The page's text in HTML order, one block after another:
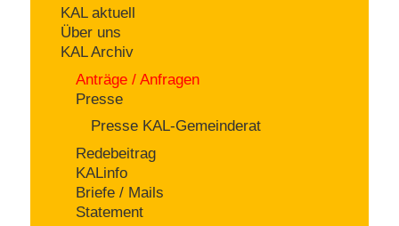
KAL aktuell
Über uns
KAL Archiv
Anträge / Anfragen
Presse
Presse KAL-Gemeinderat
Redebeitrag
KALinfo
Briefe / Mails
Statement